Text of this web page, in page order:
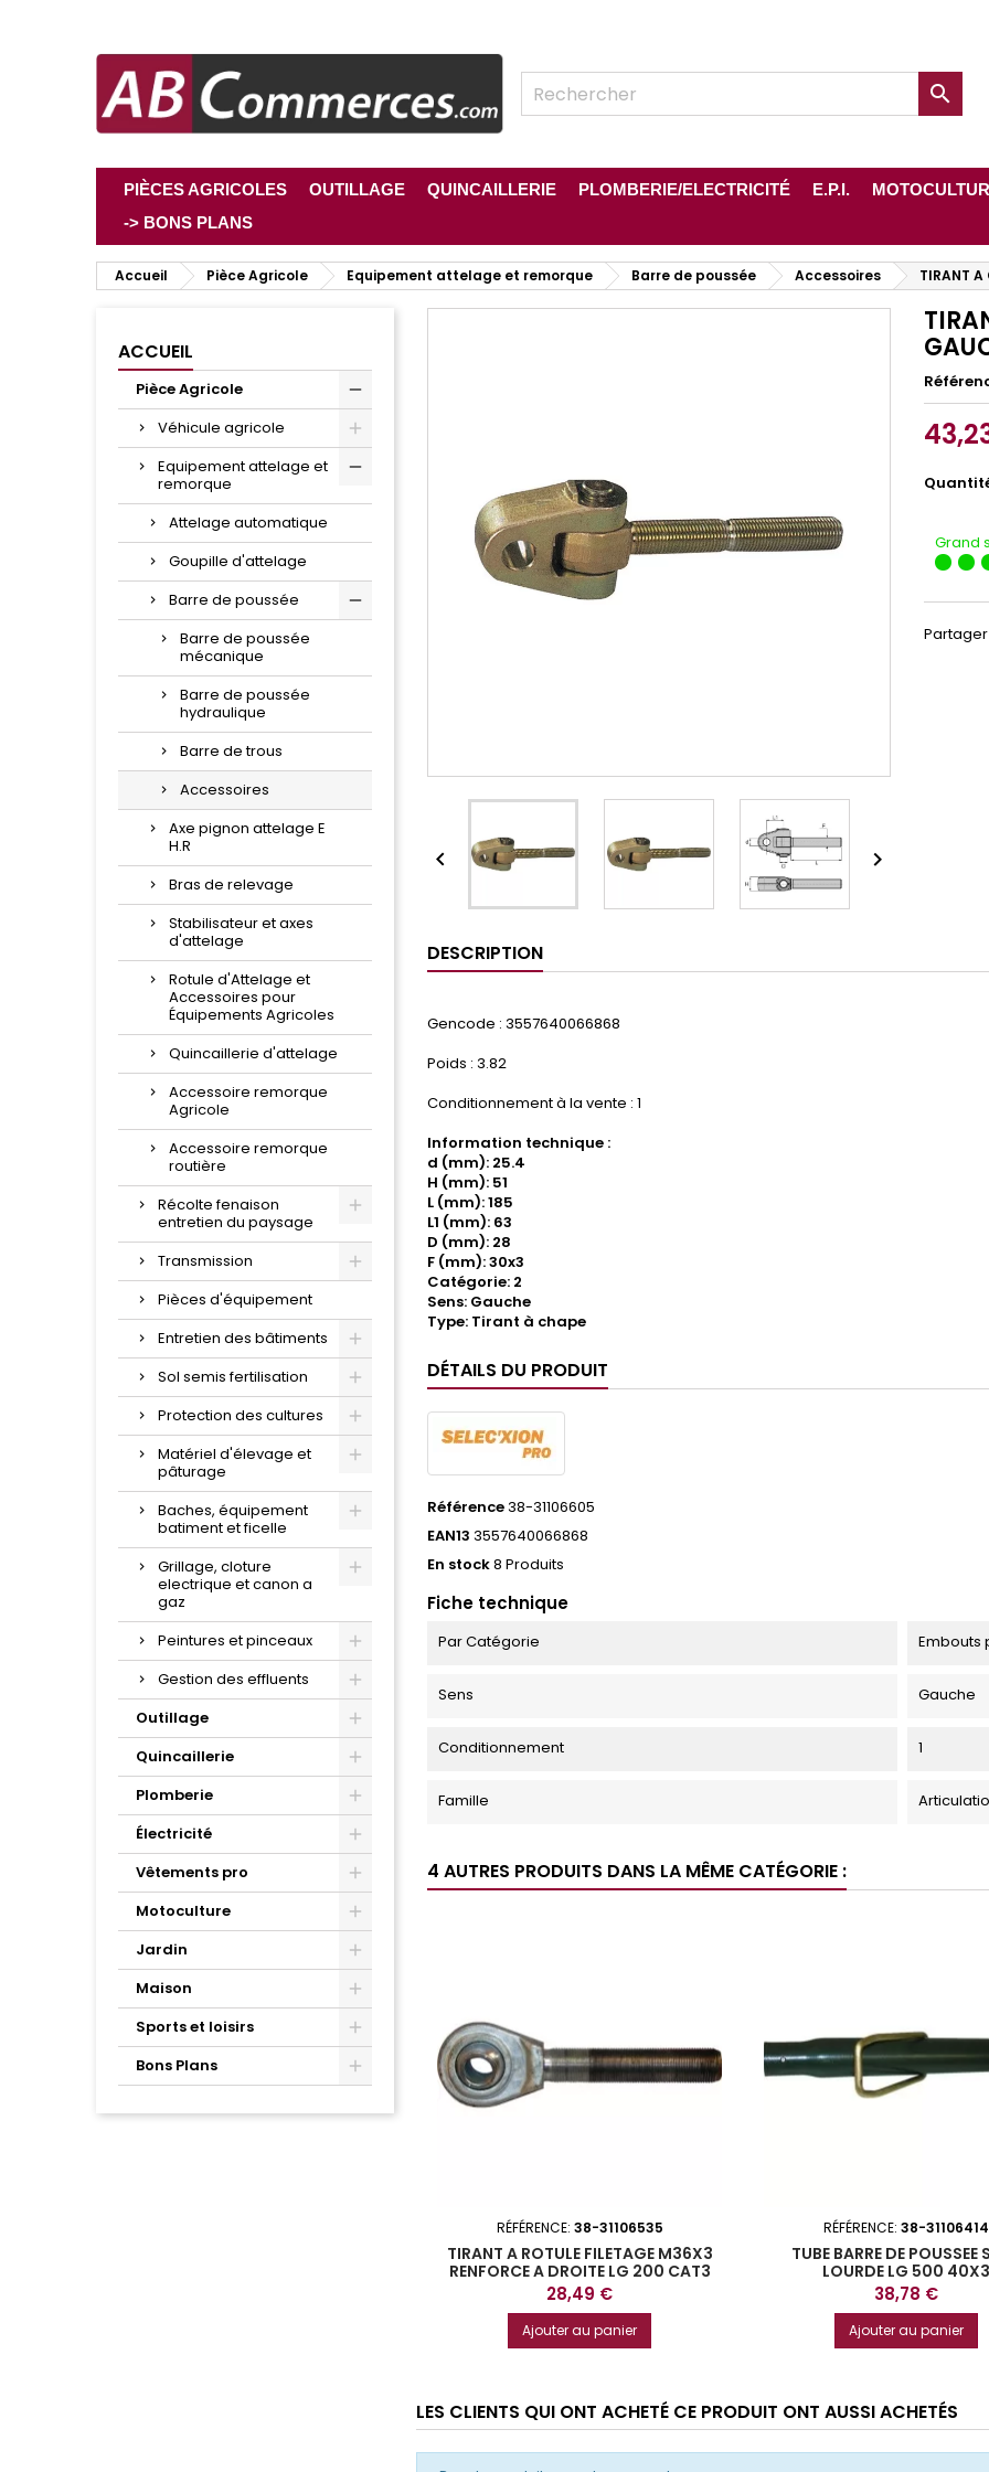

PIÈCES AGRICOLES OUTILLAGE QUINCAILLERIE PLOMBERIE/ELECTRICITÉ E.P.I.
-> BONS PLANS
Accueil Pièce Agricole Equipement attelage et remorque Barre de poussée Accessoires TIRANT A
ACCUEIL
Pièce Agricole
Véhicule agricole
Equipement attelage et
remorque
Attelage automatique
Goupille d'attelage
Barre de poussée
Barre de poussée
mécanique
Barre de poussée
hydraulique
Barre de trous
Accessoires
Axe pignon attelage E
H.R
Bras de relevage
Stabilisateur et axes
d'attelage
Rotule d'Attelage et
Accessoires pour
Équipements Agricoles
Quincaillerie d'attelage
Accessoire remorque
Agricole
Accessoire remorque
routière
Récolte fenaison
entretien du paysage
Transmission
Pièces d'équipement
Entretien des bâtiments
Sol semis fertilisation
Protection des cultures
Matériel d'élevage et
pâturage
Baches, équipement
batiment et ficelle
Grillage, cloture
electrique et canon a
gaz
Peintures et pinceaux
Gestion des effluents
Outillage
Quincaillerie
Plomberie
Électricité
Vêtements pro
Motoculture
Jardin
Maison
Sports et loisirs
Bons Plans
 
Grand
Partager
DESCRIPTION
Gencode : 3557640066868
Poids : 3.82
Conditionnement à la vente : 1
Information technique :
d (mm): 25.4
H (mm): 51
L (mm): 185
L1 (mm): 63
D (mm): 28
F (mm): 30x3
Catégorie: 2
Sens: Gauche
Type: Tirant à chape
DÉTAILS DU PRODUIT
Référence38-31106605
EAN13 3557640066868
En stock8 Produits
Fiche technique
Par Catégorie Embouts
Sens Gauche
Conditionnement 1
Famille
4 AUTRES PRODUITS DANS LA MÊME CATÉGORIE :
RÉFÉRENCE: 38-31106535
TIRANT A ROTULE FILETAGE M36X3
RENFORCE A DROITE LG 200 CAT3
Prix
28,49 €
Ajouter au panier
RÉFÉRENCE: 38-31106414
TUBE BARRE DE POUSSEE
LOURDE LG 500 40X3
Prix
38,78 €
Ajouter au panier
LES CLIENTS QUI ONT ACHETÉ CE PRODUIT ONT AUSSI ACHETÉS